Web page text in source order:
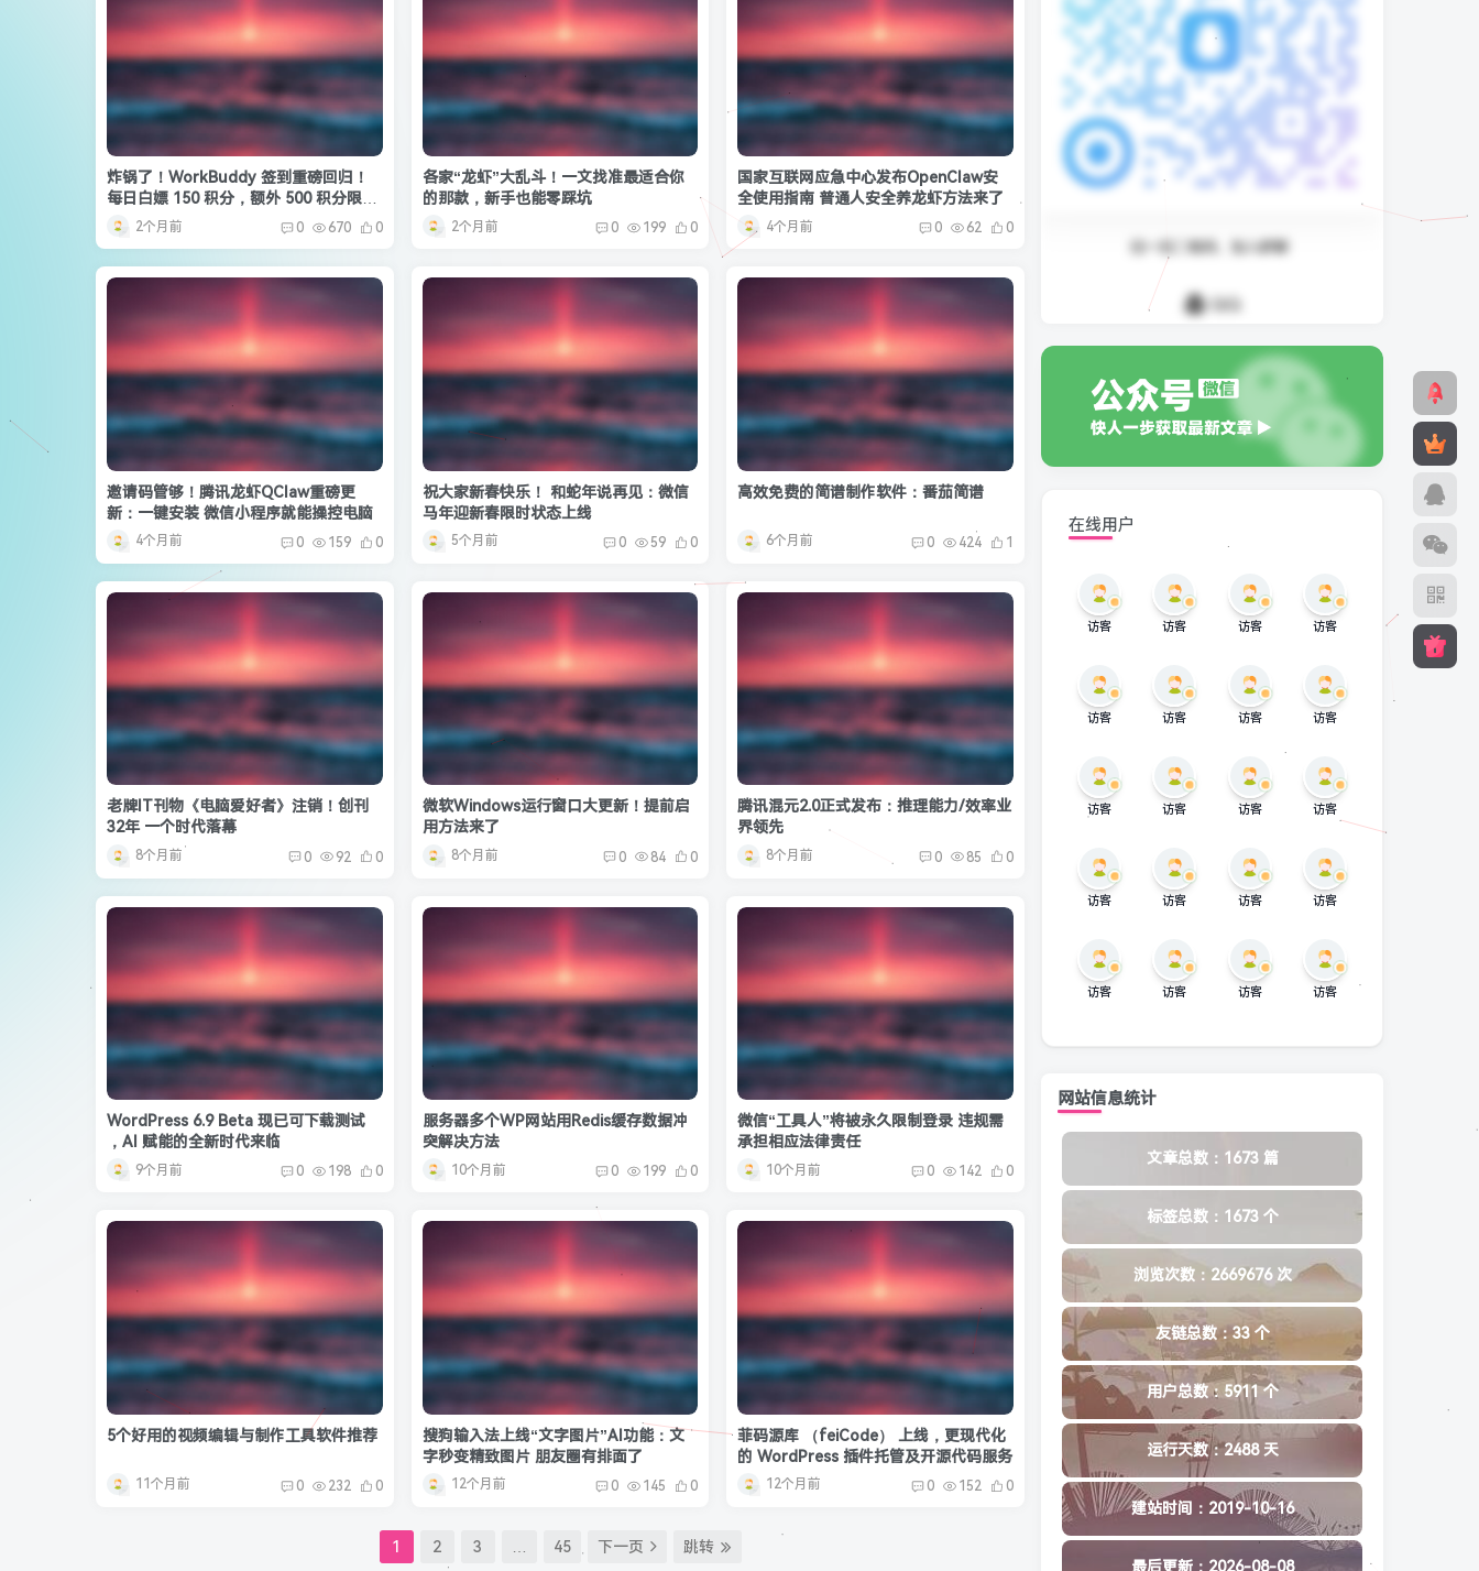
炸锅了！WorkBuddy 签到重磅回归！
每日白嫖 150 积分，额外 500 积分限时
速领2个月前 0 670 0
各家“龙虾”大乱斗！一文找准最适合你
的那款，新手也能零踩坑
2个月前 0 199 0
国家互联网应急中心发布OpenClaw安
全使用指南 普通人安全养龙虾方法来了
4个月前 0 62 0
邀请码管够！腾讯龙虾QClaw重磅更
新：一键安装 微信小程序就能操控电脑
4个月前 0 159 0
祝大家新春快乐！ 和蛇年说再见：微信
马年迎新春限时状态上线
5个月前 0 59 0
高效免费的简谱制作软件：番茄简谱
6个月前 0 424 1
老牌IT刊物《电脑爱好者》注销！创刊
32年 一个时代落幕
8个月前 0 92 0
微软Windows运行窗口大更新！提前启
用方法来了
8个月前 0 84 0
腾讯混元2.0正式发布：推理能力/效率业
界领先
8个月前 0 85 0
WordPress 6.9 Beta 现已可下载测试
，AI 赋能的全新时代来临
9个月前 0 198 0
服务器多个WP网站用Redis缓存数据冲
突解决方法
10个月前 0 199 0
微信“工具人”将被永久限制登录 违规需
承担相应法律责任
10个月前 0 142 0
5个好用的视频编辑与制作工具软件推荐
11个月前 0 232 0
搜狗输入法上线“文字图片”AI功能：文
字秒变精致图片 朋友圈有排面了
12个月前 0 145 0
菲码源库 （feiCode） 上线，更现代化
的 WordPress 插件托管及开源代码服务
12个月前 0 152 0
1 2 3 45 下一页 跳转
在线用户
访客 访客 访客 访客
访客 访客 访客 访客
访客 访客 访客 访客
访客 访客 访客 访客
访客 访客 访客 访客
网站信息统计
文章总数：1673 篇
标签总数：1673 个
浏览次数：2669676 次
友链总数：33 个
用户总数：5911 个
运行天数：2488 天
建站时间：2019-10-16
最后更新：2026-08-08